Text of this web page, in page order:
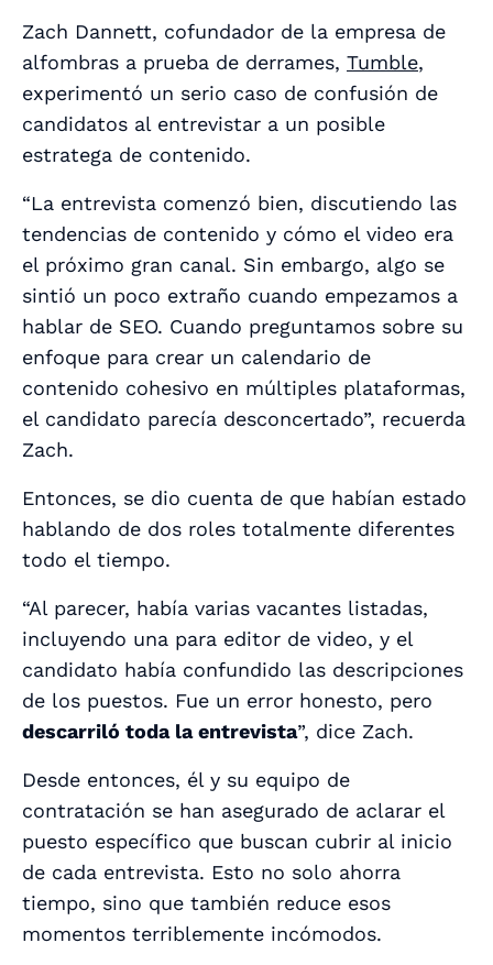
Zach Dannett, cofundador de la empresa de
alfombras a prueba de derrames, Tumble,
experimentó un serio caso de confusión de
candidatos al entrevistar a un posible
estratega de contenido.
“La entrevista comenzó bien, discutiendo las
tendencias de contenido y cómo el video era
el próximo gran canal. Sin embargo, algo se
sintió un poco extraño cuando empezamos a
hablar de SEO. Cuando preguntamos sobre su
enfoque para crear un calendario de
contenido cohesivo en múltiples plataformas,
el candidato parecía desconcertado”, recuerda
Zach.
Entonces, se dio cuenta de que habían estado
hablando de dos roles totalmente diferentes
todo el tiempo.
“Al parecer, había varias vacantes listadas,
incluyendo una para editor de video, y el
candidato había confundido las descripciones
de los puestos. Fue un error honesto, pero
descarriló toda la entrevista”, dice Zach.
Desde entonces, él y su equipo de
contratación se han asegurado de aclarar el
puesto específico que buscan cubrir al inicio
de cada entrevista. Esto no solo ahorra
tiempo, sino que también reduce esos
momentos terriblemente incómodos.